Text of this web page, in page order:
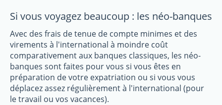
Si vous voyagez beaucoup : les néo-banques
Avec des frais de tenue de compte minimes et des
virements à l'international à moindre coût
comparativement aux banques classiques, les néo-
banques sont faites pour vous si vous êtes en
préparation de votre expatriation ou si vous vous
déplacez assez régulièrement à l'international (pour
le travail ou vos vacances).